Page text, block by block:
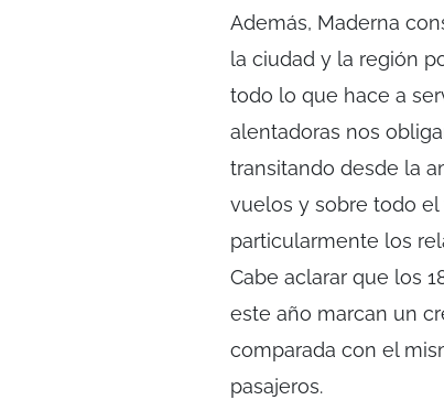
Además, Maderna
la ciudad y la región
todo lo que hace a
alentadoras nos
transitando desde la
vuelos y sobre todo
particularmente los
Cabe aclarar que los
este año marcan un
comparada con el
pasajeros.